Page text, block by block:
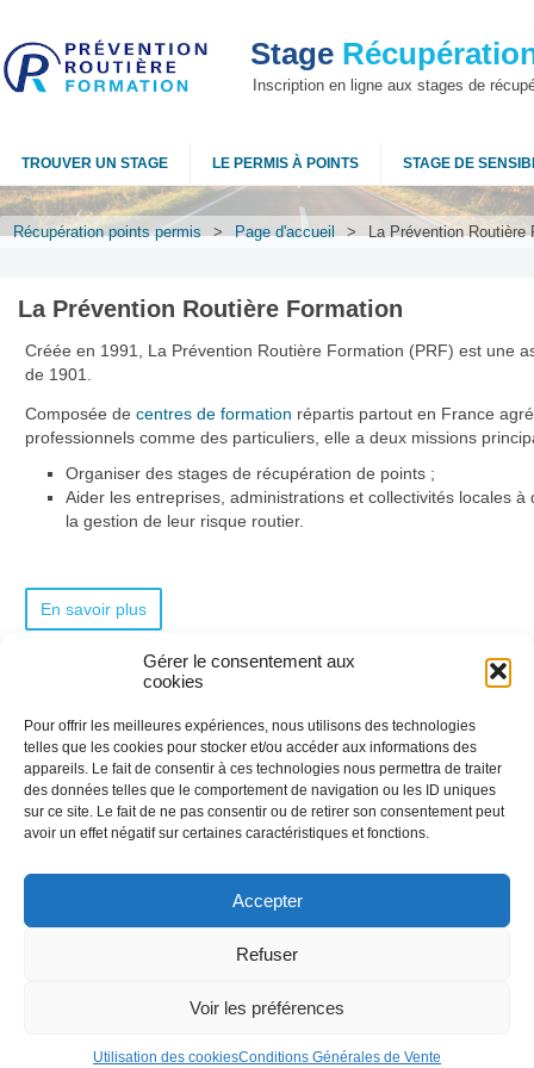
Nous utilisons des cookies afin de réaliser
J'ai compris
Gérer le consentement aux
cookies
Pour offrir les meilleures expériences, nous utilisons des technologies
telles que les cookies pour stocker et/ou accéder aux informations des
appareils. Le fait de consentir à ces technologies nous permettra de traiter
des données telles que le comportement de navigation ou les ID uniques
sur ce site. Le fait de ne pas consentir ou de retirer son consentement peut
avoir un effet négatif sur certaines caractéristiques et fonctions.
Accepter
Refuser
Voir les préférences
Utilisation des cookiesConditions Générales de Vente
Stage
Inscription en ligne aux stages de
TROUVER UN STAGE LE PERMIS À POINTS STAGE DE
Récupération points permis > Page d'accueil > La Prévention Routière
La Prévention Routière Formation
Créée en 1991, La Prévention Routière Formation (PRF) est une
de 1901.
Composée de centres de formation répartis partout en France
professionnels comme des particuliers, elle a deux missions
Organiser des stages de récupération de points ;
Aider les entreprises, administrations et collectivités locales
la gestion de leur risque routier.
En savoir plus
Page d'accueil le
Pour récupérer des points sur son permis de conduire Le permis